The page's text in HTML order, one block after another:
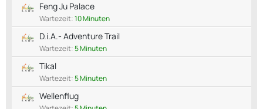
Feng Ju Palace
Wartezeit:10 Minuten
D.i.A.- Adventure Trail
Wartezeit:5 Minuten
Tikal
Wartezeit:5 Minuten
Wellenflug